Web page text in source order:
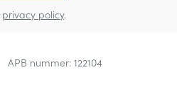
privacy policy.
APB nummer: 122104